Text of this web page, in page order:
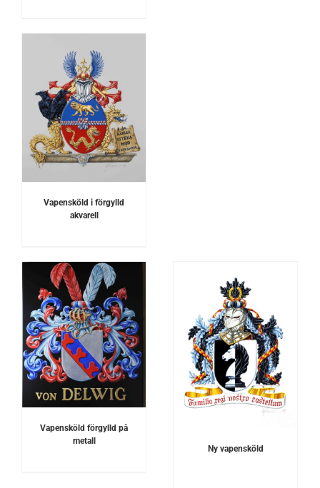
Vapensköld i förgylld
akvarell
Vapensköld förgylld på
metall
DETALJER
Ny vapensköld